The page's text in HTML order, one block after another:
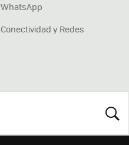
WhatsApp
Conectividad y Redes